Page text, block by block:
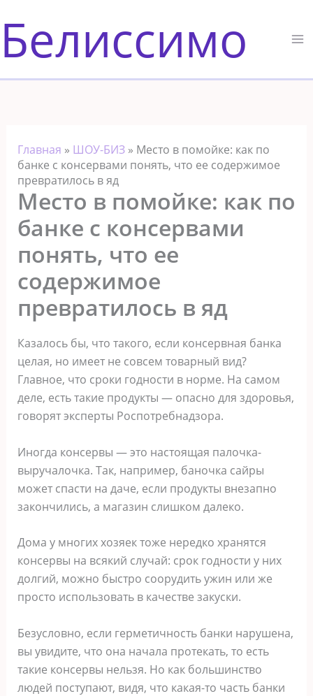
к
содержимому
Белиссимо
Главная » ШОУ-БИЗ» Место в помойке: как по
банке с консервами понять, что ее содержимое
превратилось в яд
Место в помойке: как по
банке с консервами
понять, что ее
содержимое
превратилось в яд
Казалось бы, что такого, если консервная банка
целая, но имеет не совсем товарный вид?
Главное, что сроки годности в норме. На самом
деле, есть такие продукты — опасно для здоровья,
говорят эксперты Роспотребнадзора.
Иногда консервы — это настоящая палочка-
выручалочка. Так, например, баночка сайры
может спасти на даче, если продукты внезапно
закончились, а магазин слишком далеко.
Дома у многих хозяек тоже нередко хранятся
консервы на всякий случай: срок годности у них
долгий, можно быстро соорудить ужин или же
просто использовать в качестве закуски.
Безусловно, если герметичность банки нарушена,
вы увидите, что она начала протекать, то есть
такие консервы нельзя. Но как большинство
людей поступают, видя, что какая-то часть банки